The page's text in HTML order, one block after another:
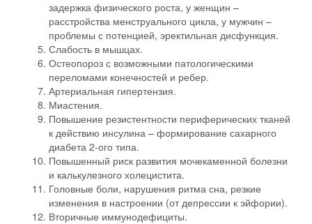
задержка физического роста, у женщин –
расстройства менструального цикла, у мужчин –
проблемы с потенцией, эректильная дисфункция.
Слабость в мышцах.
Остеопороз с возможными патологическими
переломами конечностей и ребер.
Артериальная гипертензия.
Миастения.
Повышение резистентности периферических тканей
к действию инсулина – формирование сахарного
диабета 2-ого типа.
Повышенный риск развития мочекаменной болезни
и калькулезного холецистита.
Головные боли, нарушения ритма сна, резкие
изменения в настроении (от депрессии к эйфории).
Вторичные иммунодефициты.